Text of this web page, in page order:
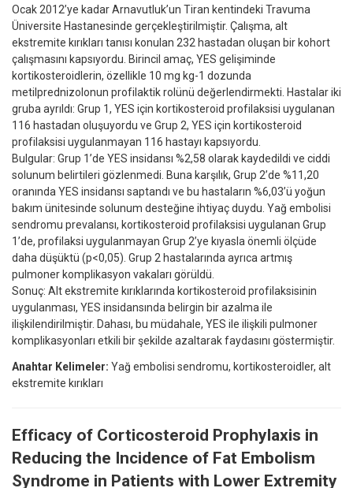
Ocak 2012’ye kadar Arnavutluk’un Tiran kentindeki Travuma
Üniversite Hastanesinde gerçekleştirilmiştir. Çalışma, alt
ekstremite kırıkları tanısı konulan 232 hastadan oluşan bir kohort
çalışmasını kapsıyordu. Birincil amaç, YES gelişiminde
kortikosteroidlerin, özellikle 10 mg kg-1 dozunda
metilprednizolonun profilaktik rolünü değerlendirmekti. Hastalar iki
gruba ayrıldı: Grup 1, YES için kortikosteroid profilaksisi uygulanan
116 hastadan oluşuyordu ve Grup 2, YES için kortikosteroid
profilaksisi uygulanmayan 116 hastayı kapsıyordu.
Bulgular: Grup 1’de YES insidansı %2,58 olarak kaydedildi ve ciddi
solunum belirtileri gözlenmedi. Buna karşılık, Grup 2’de %11,20
oranında YES insidansı saptandı ve bu hastaların %6,03’ü yoğun
bakım ünitesinde solunum desteğine ihtiyaç duydu. Yağ embolisi
sendromu prevalansı, kortikosteroid profilaksisi uygulanan Grup
1’de, profilaksi uygulanmayan Grup 2’ye kıyasla önemli ölçüde
daha düşüktü (p<0,05). Grup 2 hastalarında ayrıca artmış
pulmoner komplikasyon vakaları görüldü.
Sonuç: Alt ekstremite kırıklarında kortikosteroid profilaksisinin
uygulanması, YES insidansında belirgin bir azalma ile
ilişkilendirilmiştir. Dahası, bu müdahale, YES ile ilişkili pulmoner
komplikasyonları etkili bir şekilde azaltarak faydasını göstermiştir.
Anahtar Kelimeler: Yağ embolisi sendromu, kortikosteroidler, alt
ekstremite kırıkları
Efficacy of Corticosteroid Prophylaxis in
Reducing the Incidence of Fat Embolism
Syndrome in Patients with Lower Extremity